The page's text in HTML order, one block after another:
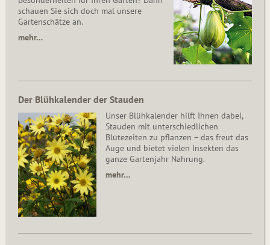
schauen Sie sich doch mal unsere
Gartenschätze an.
mehr…
Der Blühkalender der Stauden
Unser Blühkalender hilft Ihnen dabei,
Stauden mit unterschiedlichen
Blütezeiten zu pflanzen – das freut das
Auge und bietet vielen Insekten das
ganze Gartenjahr Nahrung.
mehr…